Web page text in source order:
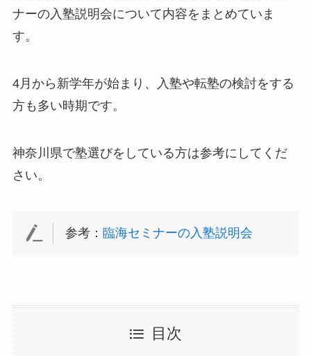
ナーの入塾説明会について内容をまとめていま
す。
4月から新学年が始まり、入塾や転塾の検討をする
方も多い時期です。
神奈川県で塾選びをしている方は参考にしてくだ
さい。
参考： 臨海セミナーの入塾説明会
目次